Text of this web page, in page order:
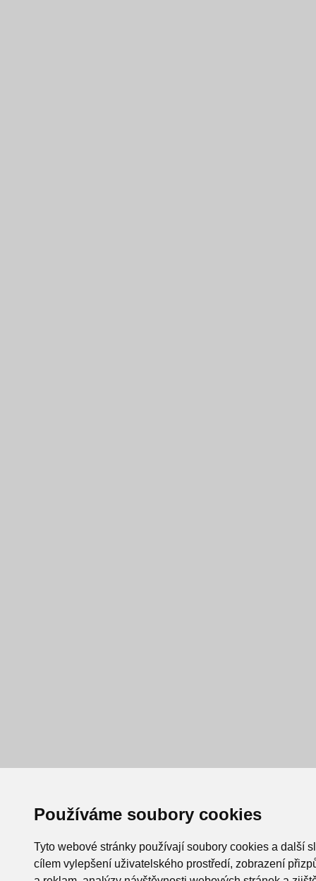
Používáme soubory cookies
Tyto webové stránky používají soubory cookies a další
cílem vylepšení uživatelského prostředí, zobrazení